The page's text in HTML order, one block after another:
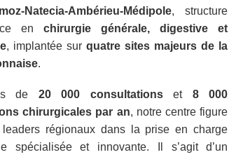
Natecia-Ambérieu-Médipole, structure
enchirurgie générale, digestive et
, implantée surquatre sites majeurs de la
.
de 20 000 consultationset 8 000
chirurgicales par an, notre centre figure
régionaux dans la prise en charge
spécialisée et innovante. Il s’agit d’un